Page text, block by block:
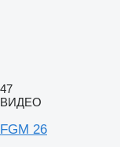
47
ВИДЕО
FGM 26